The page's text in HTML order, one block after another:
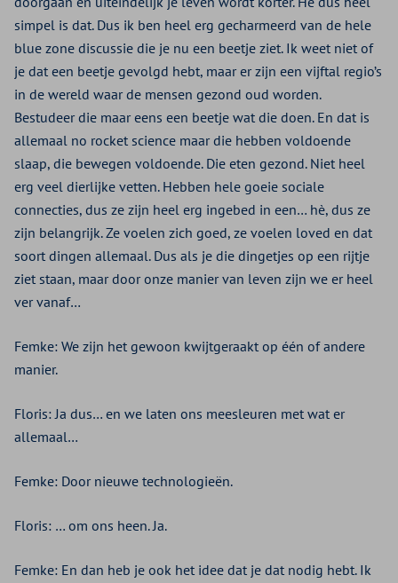
simpel is dat. Dus ik ben heel erg gecharmeerd van de hele
blue zone discussie die je nu een beetje ziet. Ik weet niet of
je dat een beetje gevolgd hebt, maar er zijn een vijftal regio’s
in de wereld waar de mensen gezond oud worden.
Bestudeer die maar eens een beetje wat die doen. En dat is
allemaal no rocket science maar die hebben voldoende
slaap, die bewegen voldoende. Die eten gezond. Niet heel
erg veel dierlijke vetten. Hebben hele goeie sociale
connecties, dus ze zijn heel erg ingebed in een… hè, dus ze
zijn belangrijk. Ze voelen zich goed, ze voelen loved en dat
soort dingen allemaal. Dus als je die dingetjes op een rijtje
ziet staan, maar door onze manier van leven zijn we er heel
ver vanaf…
Femke: We zijn het gewoon kwijtgeraakt op één of andere
manier.
Floris: Ja dus… en we laten ons meesleuren met wat er
allemaal…
Femke: Door nieuwe technologieën.
Floris: … om ons heen. Ja.
Femke: En dan heb je ook het idee dat je dat nodig hebt. Ik